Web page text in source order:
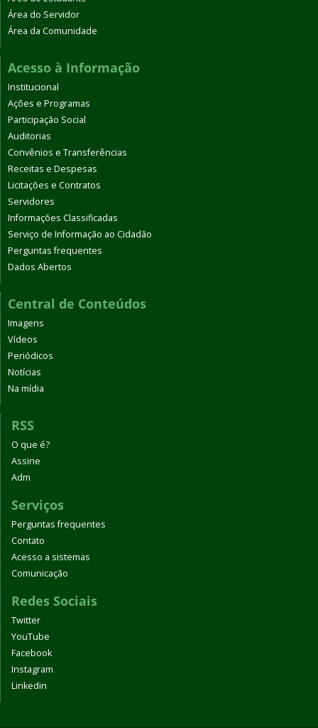
Área do Servidor
Área da Comunidade
Acesso à Informação
Institucional
Ações e Programas
Participação Social
Auditorias
Convênios e Transferências
Receitas e Despesas
Licitações e Contratos
Servidores
Informações Classificadas
Serviço de Informação ao Cidadão
Perguntas frequentes
Dados Abertos
Central de Conteúdos
Imagens
Vídeos
Periódicos
Notícias
Na mídia
RSS
O que é?
Assine
Adm
Serviços
Perguntas frequentes
Contato
Acesso a sistemas
Comunicação
Redes Sociais
Twitter
YouTube
Facebook
Instagram
Linkedin